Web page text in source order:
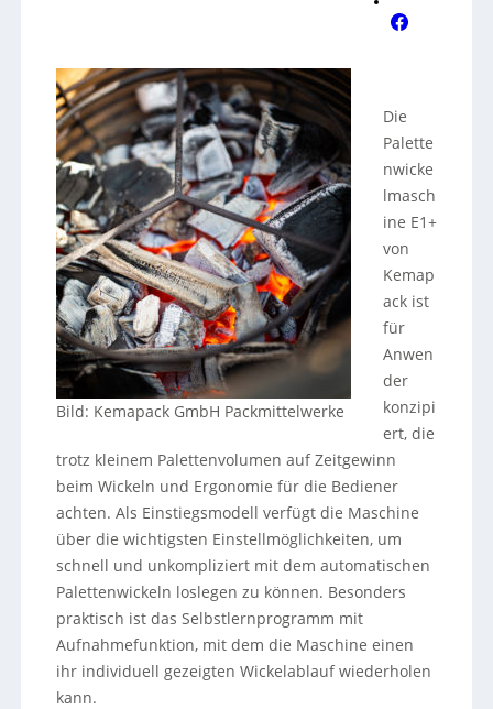
Bild: Kemapack GmbH Packmittelwerke
Die
Palette
nwicke
lmasch
ine E1+
von
Kemap
ack ist
für
Anwen
der
konzipi
ert, die
trotz kleinem Palettenvolumen auf Zeitgewinn
beim Wickeln und Ergonomie für die Bediener
achten. Als Einstiegsmodell verfügt die Maschine
über die wichtigsten Einstellmöglichkeiten, um
schnell und unkompliziert mit dem automatischen
Palettenwickeln loslegen zu können. Besonders
praktisch ist das Selbstlernprogramm mit
Aufnahmefunktion, mit dem die Maschine einen
ihr individuell gezeigten Wickelablauf wiederholen
kann.